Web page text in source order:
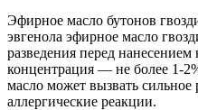
Эфирное масло бутонов
эвгенола эфирное масло
разведения перед
концентрация — не более 1-
масло может вызвать
аллергические реакции.